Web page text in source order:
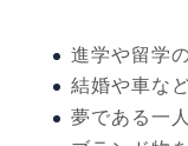
進学や留学
結婚や車な
夢である一